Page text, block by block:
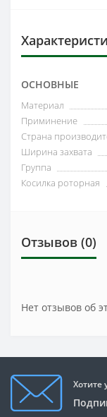
ОСНОВНЫЕ
Материал
Приминение
Страна
Ширина захвата
Группа
Косилка роторная
Отзывов (0)
Нет отзывов об
Хотите